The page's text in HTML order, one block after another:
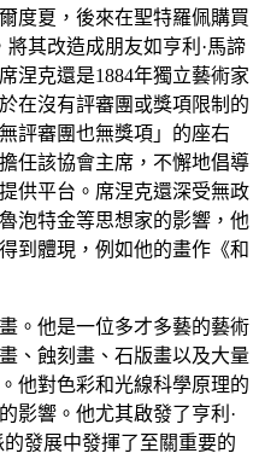
度夏，後來在聖特羅佩購買
將其改造成朋友如亨利·馬諦
涅克還是1884年獨立藝術家
在沒有評審團或獎項限制的
評審團也無獎項」的座右
任該協會主席，不懈地倡導
供平台。席涅克還深受無政
泡特金等思想家的影響，他
到體現，例如他的畫作《和
。他是一位多才多藝的藝術
、蝕刻畫、石版畫以及大量
他對色彩和光線科學原理的
影響。他尤其啟發了亨利·
發展中發揮了至關重要的